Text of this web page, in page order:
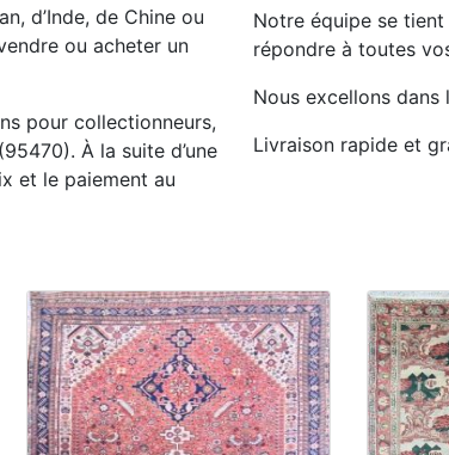
d’Inde, de Chine ou
ou acheter un
pour collectionneurs,
À la suite d’une
et le paiement au
Notre équipe se
répondre à toutes
Nous excellons dans
Livraison rapide et